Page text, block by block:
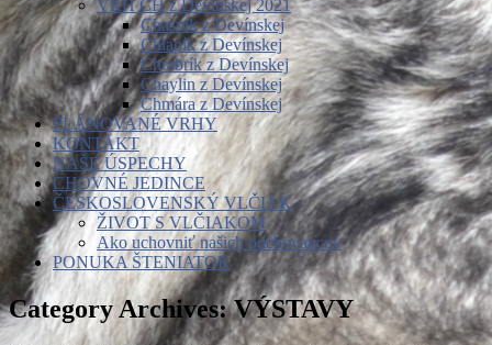
VRH CH z Devínskej 2021
Chasník z Devínskej
Chlapík z Devínskej
Chrabrík z Devínskej
Chaylin z Devínskej
Chmára z Devínskej
PLÁNOVANÉ VRHY
KONTAKT
NAŠE ÚSPECHY
CHOVNÉ JEDINCE
ČESKOSLOVENSKÝ VLČIAK
ŽIVOT S VLČIAKOM
Ako uchovniť našich odchovancov
PONUKA ŠTENIATOK
Category Archives:VÝSTAVY